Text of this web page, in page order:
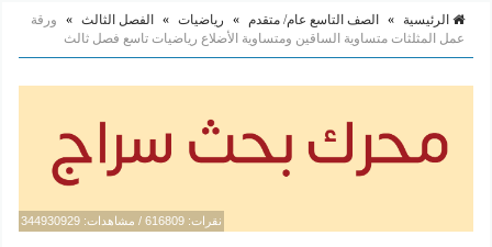
الرئيسية » الصف التاسع عام/ متقدم » رياضيات » الفصل الثالث »
ورقة
عمل المثلثات متساوية الساقين ومتساوية الأضلاع رياضيات تاسع فصل ثالث
نقرات: 616809 / مشاهدات: 344930929